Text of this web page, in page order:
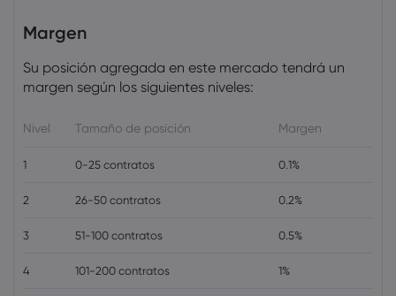
Adelanto semanal: Los datos de
inflación de EE. UU., Canadá y Reino
Forex Índices
Margen
Su posición agregada en este mercado tendrá un
margen según los siguientes niveles:
Nivel Tamaño de posición Margen
1 0-25 contratos 0.1%
2 26-50 contratos 0.2%
3 51-100 contratos 0.5%
4 101-200 contratos 1%